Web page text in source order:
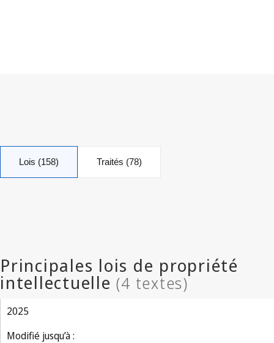
Lois (158) Traités (78)
2025
Modifié jusqu’à :